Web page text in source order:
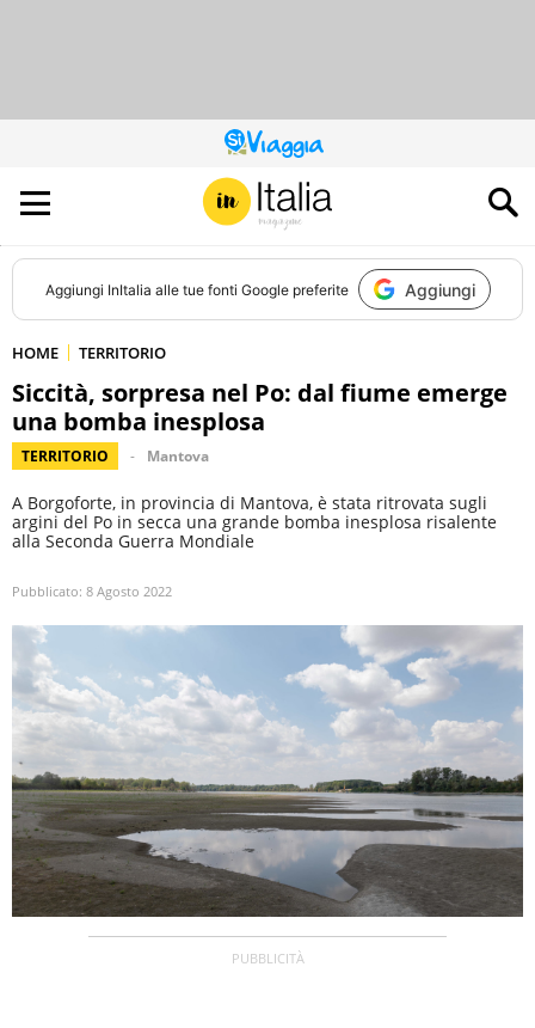
QUESTO
SITO
CONTRIBUISCE
ALL’AUDIENCE
DI
Aggiungi InItalia alle tue fonti Google preferite Aggiungi
HOME TERRITORIO
Siccità, sorpresa nel Po: dal fiume emerge
una bomba inesplosa
TERRITORIO Mantova
A Borgoforte, in provincia di Mantova, è stata ritrovata sugli
argini del Po in secca una grande bomba inesplosa risalente
alla Seconda Guerra Mondiale
Pubblicato: 8 Agosto 2022